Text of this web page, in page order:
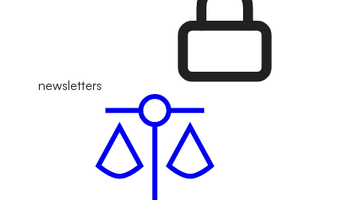
newsletters